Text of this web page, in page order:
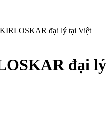
đại lý tại Việt
đại lý